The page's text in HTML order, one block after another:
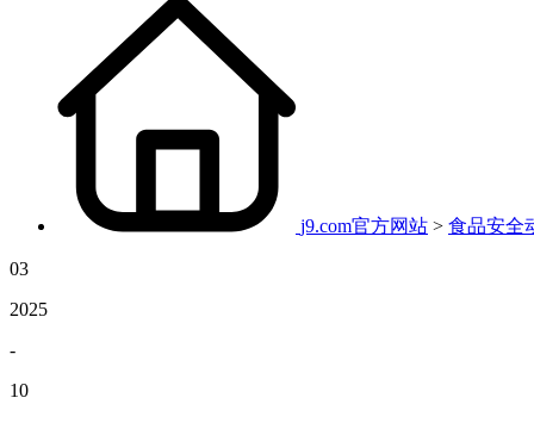
j9.com官方网站 > 食品安全
03
2025
-
10